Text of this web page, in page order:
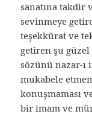
sanatına takdir
sevinmeye
teşekkürat ve
getiren şu
sözünü nazar-ı
mukabele
konuşmaması
bir imam ve